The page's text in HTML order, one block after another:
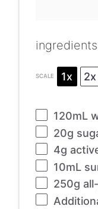
ingredients
SCALE 1x 2x
120mL
20g
4g
10mL
250g